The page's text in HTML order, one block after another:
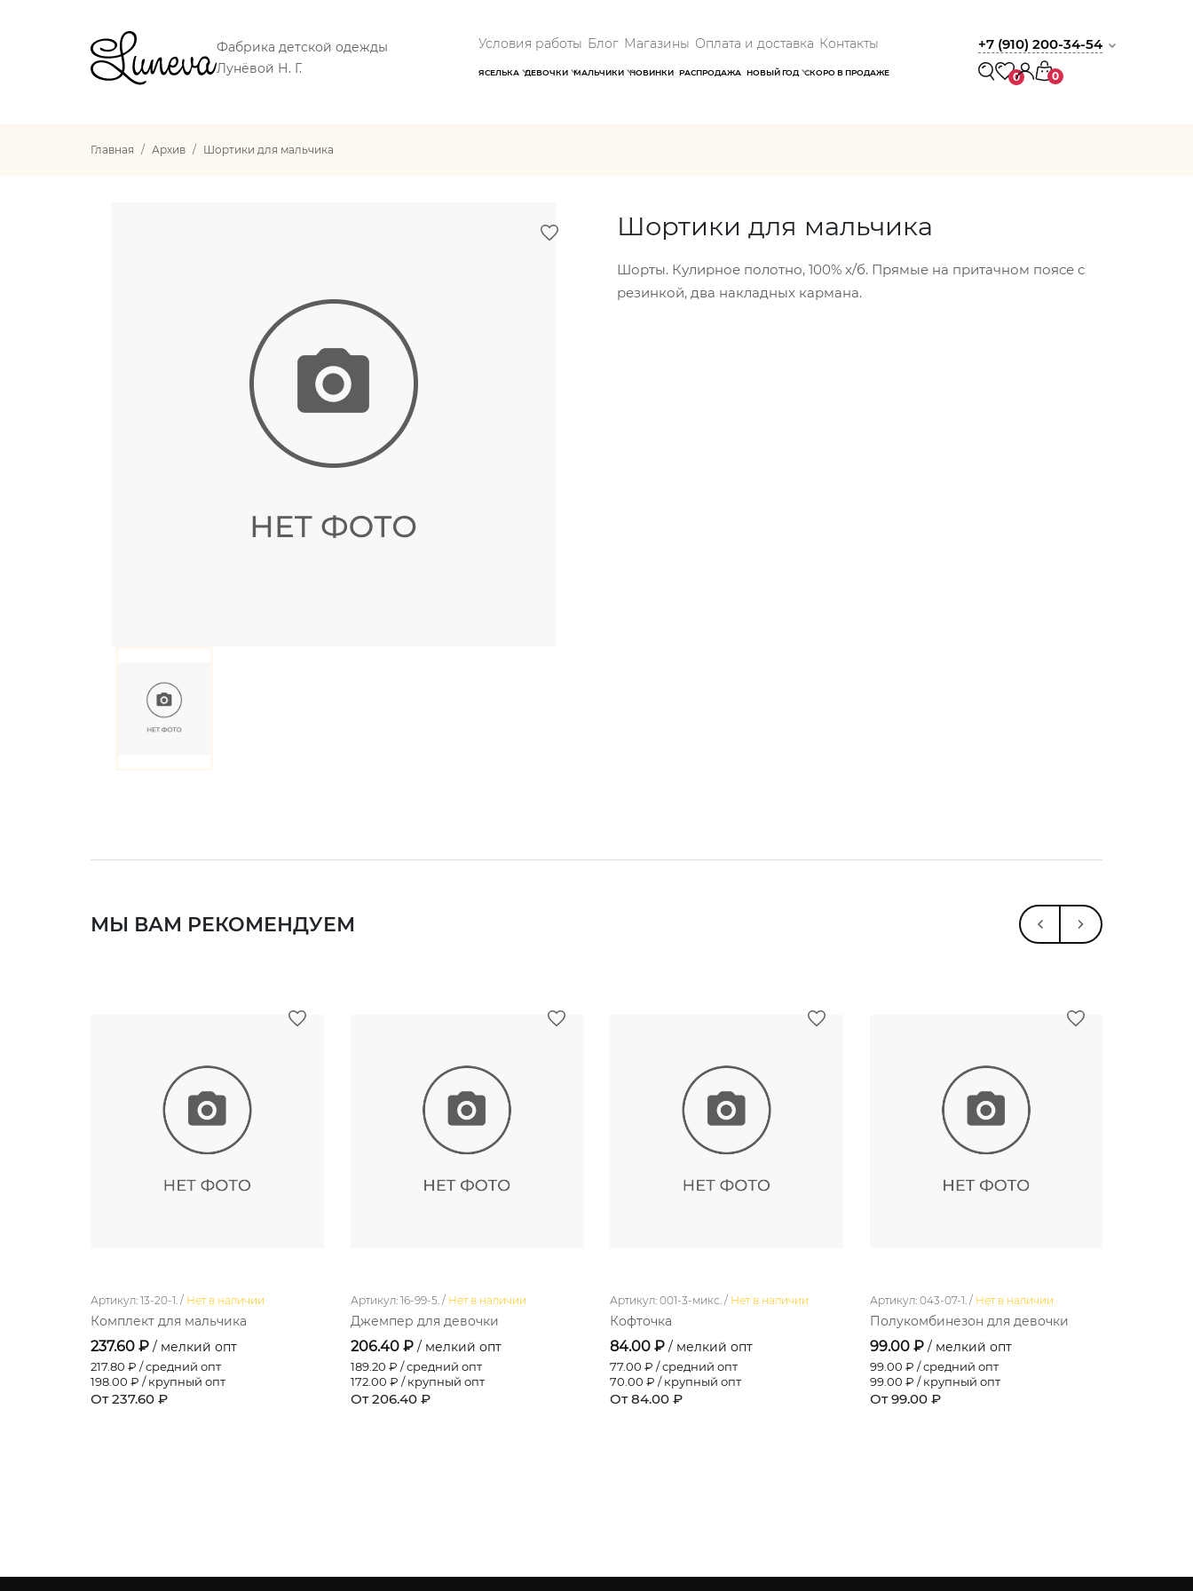
Фабрика детской одежды
Лунёвой Н. Г.
Условия работы Блог Магазины Оплата и доставка Контакты
ЯСЕЛЬКА ДЕВОЧКИ МАЛЬЧИКИ НОВИНКИ РАСПРОДАЖА НОВЫЙ ГОД СКОРО В ПРОДАЖЕ
+7 (910) 200-34-54
0 0
Главная Архив Шортики для мальчика
Шортики для мальчика
Шорты. Кулирное полотно, 100% х/б. Прямые на притачном поясе с
резинкой, два накладных кармана.
МЫ ВАМ РЕКОМЕНДУЕМ
Артикул: 13-20-1. / Нет в наличии
Комплект для мальчика
237.60 ₽ / мелкий опт
217.80 ₽ / средний опт
198.00 ₽ / крупный опт
От 237.60 ₽
Артикул: 16-99-5. / Нет в наличии
Джемпер для девочки
206.40 ₽ / мелкий опт
189.20 ₽ / средний опт
172.00 ₽ / крупный опт
От 206.40 ₽
Артикул: 001-3-микс. / Нет в наличии
Кофточка
84.00 ₽ / мелкий опт
77.00 ₽ / средний опт
70.00 ₽ / крупный опт
От 84.00 ₽
Артикул: 043-07-1. / Нет в наличии
Полукомбинезон для девочки
99.00 ₽ / мелкий опт
99.00 ₽ / средний опт
99.00 ₽ / крупный опт
От 99.00 ₽